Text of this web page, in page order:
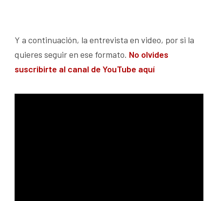
Y a continuación, la entrevista en video, por si la
quieres seguir en ese formato. No olvides
suscribirte al canal de YouTube aquí